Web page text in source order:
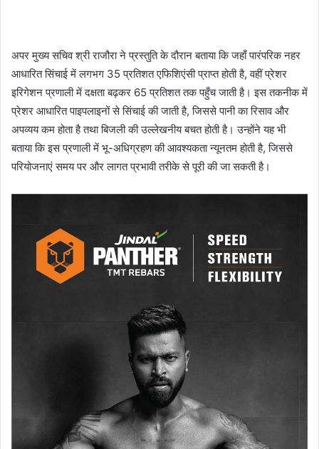
अपर मुख्य सचिव श्री राजौरा ने प्रस्तुति के दौरान बताया कि जहाँ पारंपरिक नहर
आधारित सिंचाई में लगभग 35 प्रतिशत एफिशिएंसी प्राप्त होती है, वहीं प्रेशर
इरिगेशन प्रणाली में दक्षता बढ़कर 65 प्रतिशत तक पहुँच जाती है। इस तकनीक में
प्रेशर आधारित पाइपलाइनों से सिंचाई की जाती है, जिससे पानी का रिसाव और
अपव्यय कम होता है तथा बिजली की उल्लेखनीय बचत होती है। उन्होंने यह भी
बताया कि इस प्रणाली में भू-अधिग्रहण की आवश्यकता न्यूनतम होती है, जिससे
परियोजनाएं समय पर और लागत प्रभावी तरीके से पूरी की जा सकती है।